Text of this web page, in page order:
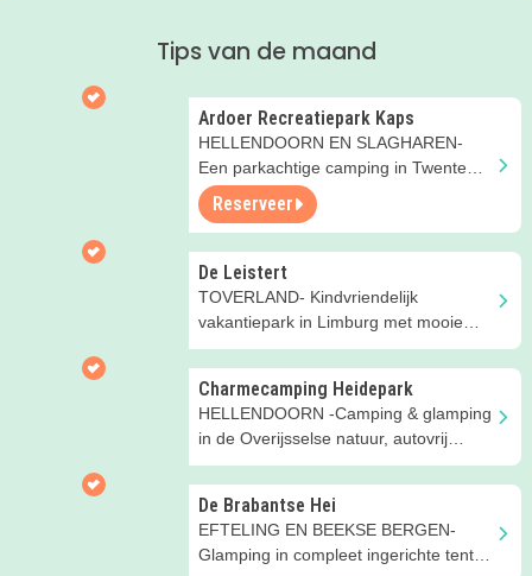
Tips van de maand
Ardoer Recreatiepark Kaps
HELLENDOORN EN SLAGHAREN-
Een parkachtige camping in Twente
met glamping- en
groepsaccommodaties
Reserveer
De Leistert
TOVERLAND- Kindvriendelijk
vakantiepark in Limburg met mooie
vakantiehuizen en veel leuke
faciliteiten
Charmecamping Heidepark
HELLENDOORN -Camping & glamping
in de Overijsselse natuur, autovrij
terrein, met natuurbad en zwembad
De Brabantse Hei
EFTELING EN BEEKSE BERGEN-
Glamping in compleet ingerichte tenten